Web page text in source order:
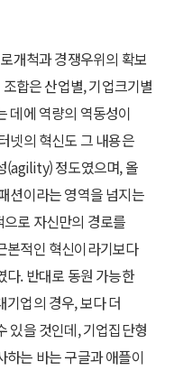
개척과 경쟁우위의 확보
합은 산업별, 기업크기별
데에 역량의 역동성이
넷의 혁신도 그 내용은
(agility) 정도였으며, 올
션이라는 영역을 넘지는
로 자신만의 경로를
본적인 혁신이라기보다
다. 반대로 동원 가능한
업의 경우, 보다 더
있을 것인데, 기업집단형
하는 바는 구글과 애플이